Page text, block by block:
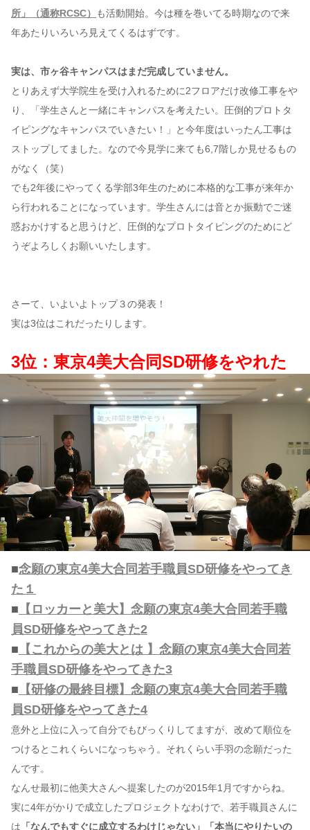
所」（通称RCSC）
も活動開始。今は種を巻いてる時期なので来
年あたりいろいろ見えてくるはずです。
実は、市ヶ谷キャンパスはまだ完成していません。
とりあえず大学院生を受け入れるために2フロアだけ改修工事をや
り、「学生さんと一緒にキャンパスを考えたい。圧倒的プロトタ
イピングなキャンパスでいきたい！」と今年度はいったん工事は
ストップしてました。なので今見学に来ても6,7階しか見せるもの
がなく（笑）
でも2年後にやってくる学部3年生のために本格的な工事が来年か
ら行われることになっています。学生さんには音とか振動でご迷
惑おかけすると思うけど、圧倒的なプロトタイピングのためにど
うぞよろしくお願いいたします。
さーて、いよいよトップ３の発表！
実は3位はこれだったりします。
3位：東京4美大合同SD研修をやれた
■念願の東京4美大合同若手職員SD研修をやってき
た１
■ 【ロッカーと美大】念願の東京4美大合同若手職
員SD研修をやってきた2
■ 【これからの美大とは 】念願の東京4美大合同若
手職員SD研修をやってきた3
■ 【研修の最終目標】念願の東京4美大合同若手職
員SD研修をやってきた4
意外と上位に入って自分でもびっくりしてますが、改めて順位を
つけるとこれくらいになっちゃう。それくらい手羽の念願だった
んです。
なんせ最初に他美大さんへ提案したのが2015年1月ですからね。
実に4年がかりで成立したプロジェクトなわけで、若手職員さんに
は 「なんでもすぐに成立するわけじゃない」「本当にやりたいの